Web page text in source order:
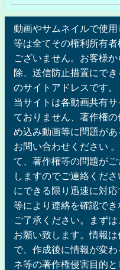
動画やサムネイルで使
等は全てその権利所有
ございません。お客様
除、送信防止措置にで
のサイトアドレスです
当サイトは各動画共有
ておりません、著作権
め込み動画等に問題が
お問い合わせください
て、著作権等の問題が
しますのでご連絡くだ
にできる限り迅速に対
等により連絡を確認でき
ご了承ください。まず
お願い致します。情報
で、作成後に情報が変
ネ等の著作権侵害目的